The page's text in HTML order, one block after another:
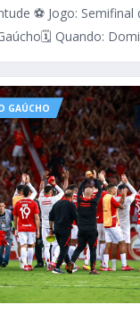
⚽ Jogo: Semifinal
Quando:
GAÚCHO